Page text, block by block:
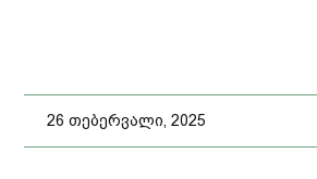
26 თებერვალი, 2025